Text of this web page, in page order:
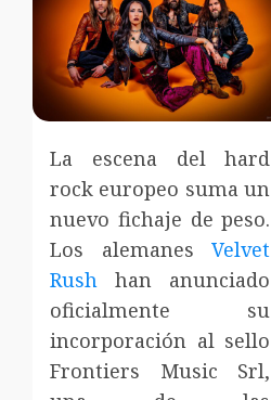
La escena del hard
rock europeo suma un
nuevo fichaje de peso.
Los alemanesVelvet
Rush han anunciado
oficialmente su
incorporación al sello
Frontiers Music Srl,